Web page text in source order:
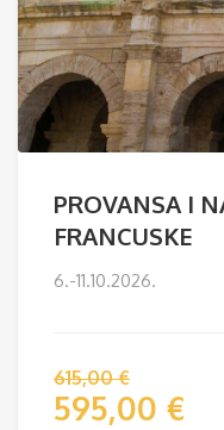
PROVANSA I
FRANCUSKE
6.-11.10.2026.
615,00€
595,00 €